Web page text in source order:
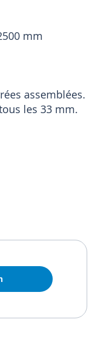
mm
assemblées.
les 33 mm.